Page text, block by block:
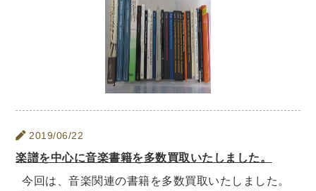
自転車・サイクリング
登山・ハイキング・クライミング
資格検定・辞書辞典
公務員・教員採用試験
医療・看護資格
法律・ビジネス・事務資格関連
2019/06/22
楽譜を中心に音楽書籍を多数買取いたしました。
今回は、音楽関連の書籍を多数買取いたしました。